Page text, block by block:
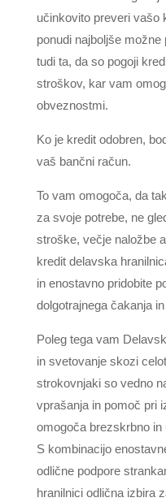
učinkovito preveri vašo
ponudi najboljše
tudi ta, da so pogoji
stroškov, kar vam
obveznostmi.
Ko je kredit odobren,
vaš bančni račun.
To vam omogoča, da
za svoje potrebe, ne
stroške, večje naložbe
kredit delavska
in enostavno pridobite
dolgotrajnega čakanja
Poleg tega vam
in svetovanje skozi
strokovnjaki so vedno
vprašanja in pomoč pri
omogoča brezskrbno in
S kombinacijo
odlične podpore
hranilnici odlična izbira